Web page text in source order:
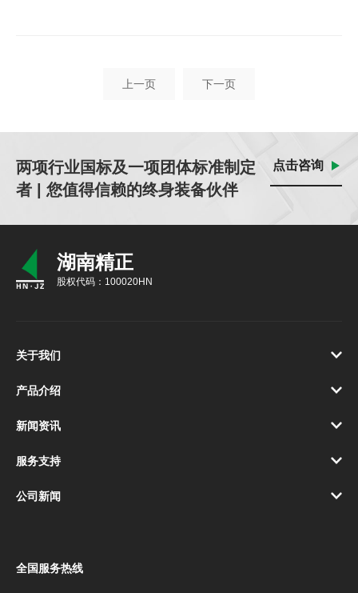
上一页 下一页
两项行业国标及一项团体标准制定
者 | 您值得信赖的终身装备伙伴
点击咨询
湖南精正
股权代码：100020HN
全国服务热线
关于我们
产品介绍
新闻资讯
服务支持
公司新闻